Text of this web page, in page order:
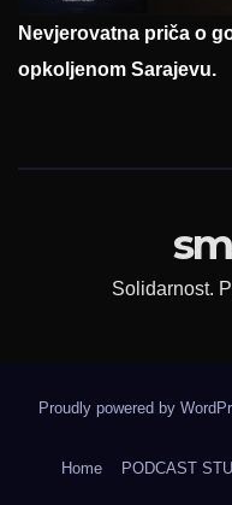
Nevjerovatna priča o
opkoljenom Sarajevu.
Solidarnost.
Proudly powered by
Home PODCAST